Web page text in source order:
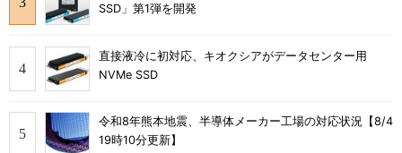
SSD」第1弾を開発
直接液冷に初対応、キオクシアがデータセンター用
NVMe SSD
令和8年熊本地震、半導体メーカー工場の対応状況【8/4
19時10分更新】